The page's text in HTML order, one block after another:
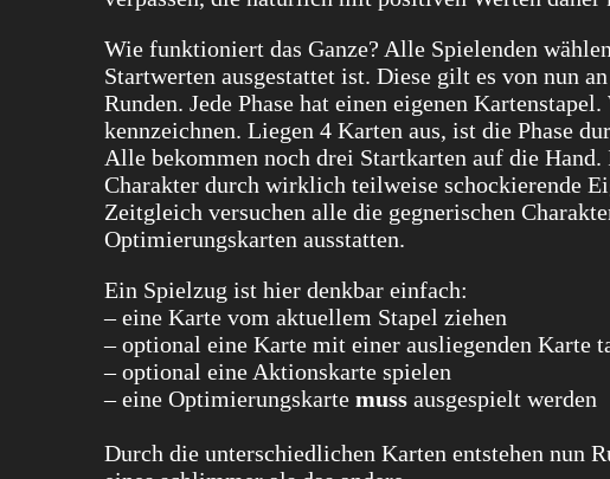
Wie funktioniert das Ganze? Alle Spielenden
Startwerten ausgestattet ist. Diese gilt es von nun
Runden. Jede Phase hat einen eigenen
kennzeichnen. Liegen 4 Karten aus, ist die Phase
Alle bekommen noch drei Startkarten auf die
Charakter durch wirklich teilweise schockierende
Zeitgleich versuchen alle die gegnerischen
Optimierungskarten ausstatten.
Ein Spielzug ist hier denkbar einfach:
– eine Karte vom aktuellem Stapel ziehen
– optional eine Karte mit einer ausliegenden Karte
– optional eine Aktionskarte spielen
– eine Optimierungskarte muss ausgespielt werden
Durch die unterschiedlichen Karten entstehen nun